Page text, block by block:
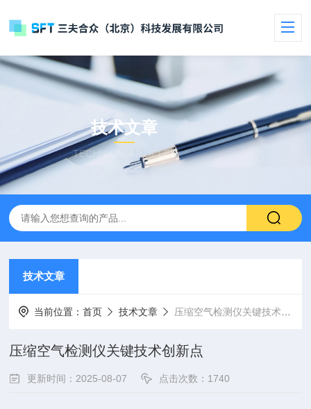
技术文章
TECHNICAL ARTICLES
技术文章
当前位置：首页 技术文章 压缩空气检测仪关键技术创新点
压缩空气检测仪关键技术创新点
更新时间：2025-08-07 点击次数：1740